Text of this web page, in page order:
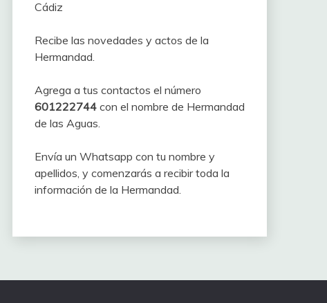
Recibe las novedades y actos de la
Hermandad.
Agrega a tus contactos el número
601222744con el nombre de Hermandad
de las Aguas.
Envía un Whatsapp con tu nombre y
apellidos, y comenzarás a recibir toda la
información de la Hermandad.